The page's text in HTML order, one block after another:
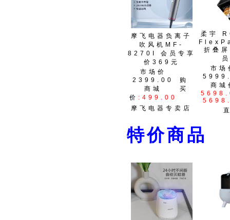
摩飞电器负离子
吹风机MF-
8270I 会员专享
价369元
市场价
2399.00
购
买
商城
价 :499.00
摩飞电器专卖店
柔宇
折叠
市场
商城
特